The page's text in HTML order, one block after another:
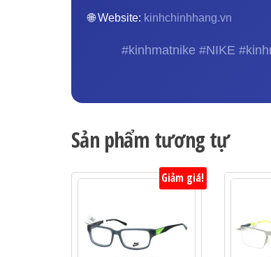
🌐 Website: kinhchinhhang.vn
#kinhmatnike #NIKE
Sản phẩm tương tự
Giảm giá!